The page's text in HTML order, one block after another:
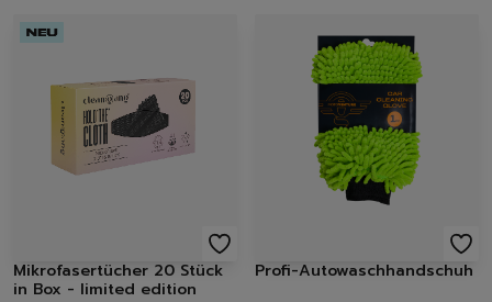
Mikrofasertücher 20 Stück
in Box - limited edition
Profi-Autowaschhandschuh